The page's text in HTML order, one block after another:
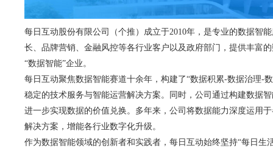
每日互动股份有限公司（个推）成立于2010年，是专业的数据智
长、品牌营销、金融风控等各行业客户以及政府部门，提供丰富
“数据智能”企业。
每日互动聚焦数据智能赛道十余年，构建了“数据积累-数据治理-
稳定的技术服务与智能运营解决方案。同时，公司通过构建数据
进一步实现数据的价值兑换。多年来，公司将数据能力深度运用
解决方案，增能各行业数字化升级。
作为数据智能领域的创新者和实践者，每日互动始终坚持“每日